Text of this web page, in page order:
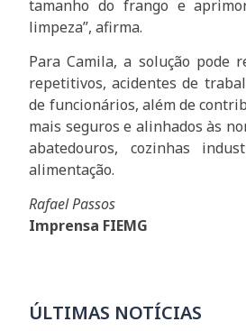
tamanho do frango e
limpeza”, afirma.
Para Camila, a solução pode
repetitivos, acidentes de
de funcionários, além de
mais seguros e alinhados às
abatedouros, cozinhas
alimentação.
Rafael Passos
Imprensa FIEMG
ÚLTIMAS NOTÍCIAS